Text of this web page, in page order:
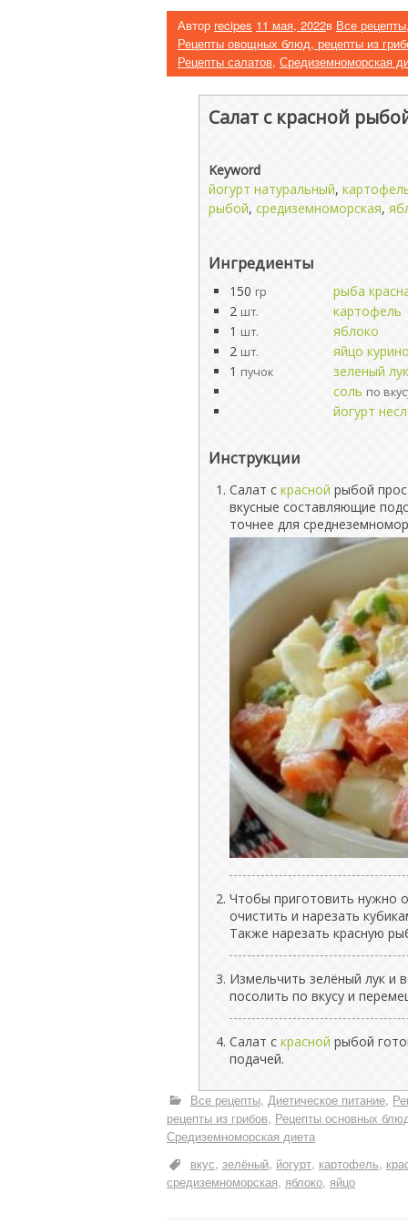
Автор recipes 11 мая, 2022в Все рецепты,
Рецепты овощных блюд, рецепты из
Рецепты салатов, Средиземноморская
Салат с красной
Keyword
йогурт натуральный,
рыбой, средиземноморская,
Ингредиенты
150 гр рыба
2 шт.
картофель
1 шт.
яблоко
2 шт.
яйцо
1 пучок
зеленый лук
соль по
йогурт
Инструкции
Салат с красной рыбой
вкусные составляющие
точнее для
Чтобы приготовить нужно
очистить и нарезать
Также нарезать красную
Измельчить зелёный лук и
посолить по вкусу и
Салат с красной рыбой
подачей.
Все рецепты Диетическое питание
рецепты из грибов Рецепты основных
Средиземноморская диета
вкус зелёный йогурт картофель
средиземноморская яблоко яйцо